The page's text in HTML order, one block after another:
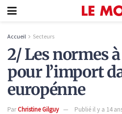
Accueil Secteurs
­­­2/ Les normes
pour l’import
europénne
ParChristine Gilguy
Publié il y a 14